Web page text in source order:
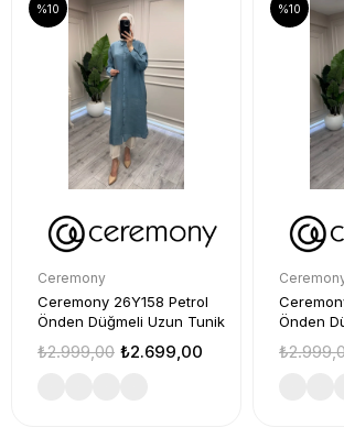
Ceremony
Ceremony 26Y158 Petrol
Önden Düğmeli Uzun Tunik
₺2.699,00
₺2.999,00
%10
Önden
%10